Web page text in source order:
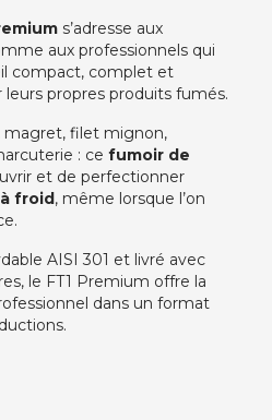
s’adresse aux
aux professionnels qui
compact, complet et
propres produits fumés.
magret, filet mignon,
: ce fumoir de
et de perfectionner
froid, même lorsque l’on
AISI 301 et livré avec
le FT1 Premium offre la
dans un format